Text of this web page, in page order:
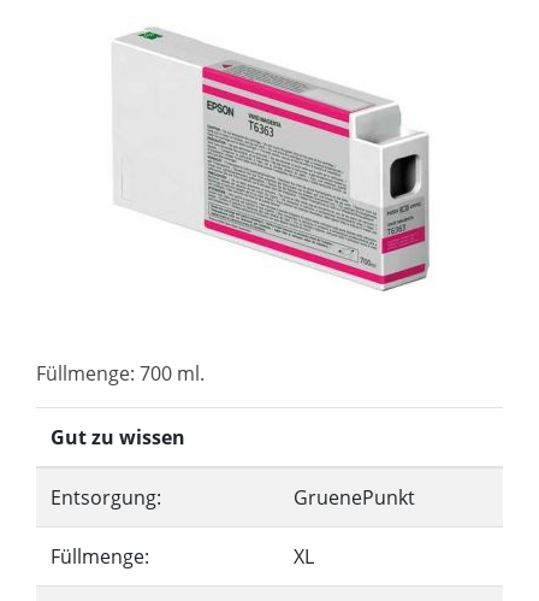
Füllmenge: 700 ml.
Gut zu wissen
Entsorgung: GruenePunkt
Füllmenge: XL